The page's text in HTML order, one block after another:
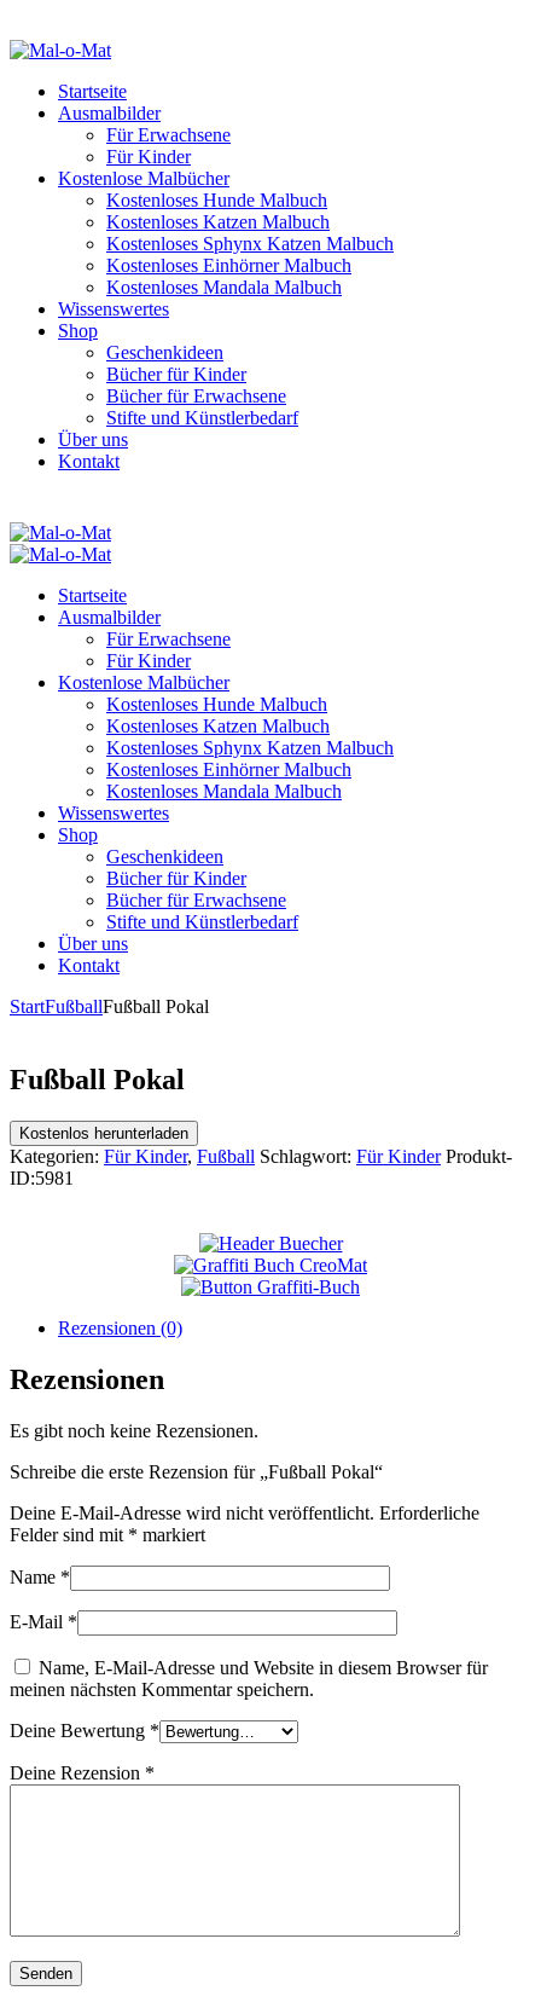
Startseite
Ausmalbilder
Für Erwachsene
Für Kinder
Kostenlose Malbücher
Kostenloses Hunde Malbuch
Kostenloses Katzen Malbuch
Kostenloses Sphynx Katzen Malbuch
Kostenloses Einhörner Malbuch
Kostenloses Mandala Malbuch
Wissenswertes
Shop
Geschenkideen
Bücher für Kinder
Bücher für Erwachsene
Stifte und Künstlerbedarf
Über uns
Kontakt
Startseite
Ausmalbilder
Für Erwachsene
Für Kinder
Kostenlose Malbücher
Kostenloses Hunde Malbuch
Kostenloses Katzen Malbuch
Kostenloses Sphynx Katzen Malbuch
Kostenloses Einhörner Malbuch
Kostenloses Mandala Malbuch
Wissenswertes
Shop
Geschenkideen
Bücher für Kinder
Bücher für Erwachsene
Stifte und Künstlerbedarf
Über uns
Kontakt
StartFußballFußball Pokal
Fußball Pokal
Kostenlos herunterladen
Kategorien: Für Kinder, Fußball Schlagwort: Für Kinder Produkt-
ID:5981
Rezensionen (0)
Rezensionen
Es gibt noch keine Rezensionen.
Schreibe die erste Rezension für „Fußball Pokal“
Deine E-Mail-Adresse wird nicht veröffentlicht. Erforderliche
Felder sind mit * markiert
Name *
E-Mail *
Name, E-Mail-Adresse und Website in diesem Browser für
meinen nächsten Kommentar speichern.
Deine Bewertung *
Deine Rezension *